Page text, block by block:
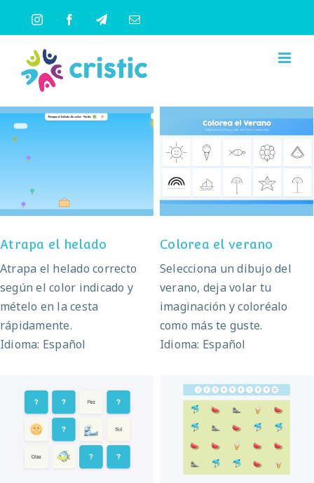
contenido
InstagramFacebookTelegramCorreo
Atrapa el helado
Atrapa el helado
Atrapa el helado correcto
según el color indicado y
mételo en la cesta
rápidamente.
Idioma: Español
Colorea el verano
Colorea el verano
Selecciona un dibujo del
verano, deja volar tu
imaginación y coloréalo
como más te guste.
Idioma: Español
Memory del verano Aprende a contar